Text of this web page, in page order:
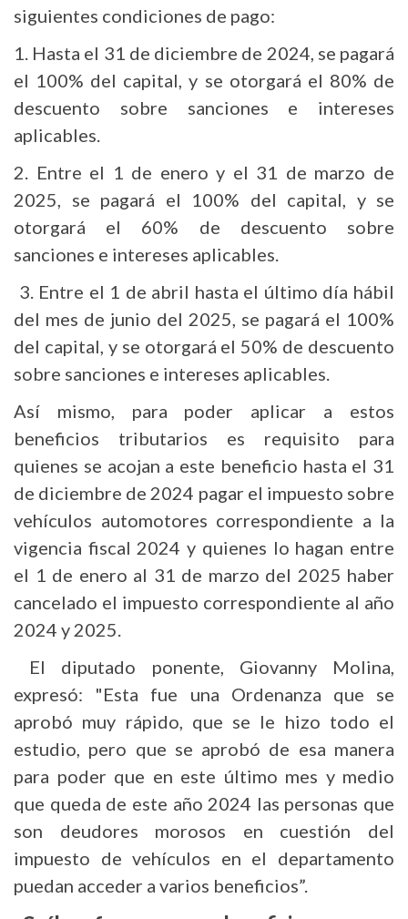
siguientes condiciones de pago:
1. Hasta el 31 de diciembre de 2024, se pagará
el 100% del capital, y se otorgará el 80% de
descuento sobre sanciones e intereses
aplicables.
2. Entre el 1 de enero y el 31 de marzo de
2025, se pagará el 100% del capital, y se
otorgará el 60% de descuento sobre
sanciones e intereses aplicables.
3. Entre el 1 de abril hasta el último día hábil
del mes de junio del 2025, se pagará el 100%
del capital, y se otorgará el 50% de descuento
sobre sanciones e intereses aplicables.
Así mismo, para poder aplicar a estos
beneficios tributarios es requisito para
quienes se acojan a este beneficio hasta el 31
de diciembre de 2024 pagar el impuesto sobre
vehículos automotores correspondiente a la
vigencia fiscal 2024 y quienes lo hagan entre
el 1 de enero al 31 de marzo del 2025 haber
cancelado el impuesto correspondiente al año
2024 y 2025.
El diputado ponente, Giovanny Molina,
expresó: "Esta fue una Ordenanza que se
aprobó muy rápido, que se le hizo todo el
estudio, pero que se aprobó de esa manera
para poder que en este último mes y medio
que queda de este año 2024 las personas que
son deudores morosos en cuestión del
impuesto de vehículos en el departamento
puedan acceder a varios beneficios”.